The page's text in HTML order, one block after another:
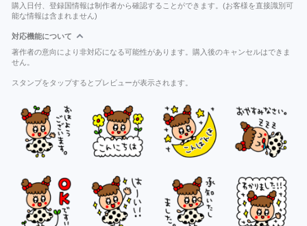
購入日付、登録国情報は制作者から確認することができます。(お客様を直接識別可
能な情報は含まれません)
対応機能について
著作者の意向により非対応になる可能性があります。購入後のキャンセルはできま
せん。
スタンプをタップするとプレビューが表示されます。